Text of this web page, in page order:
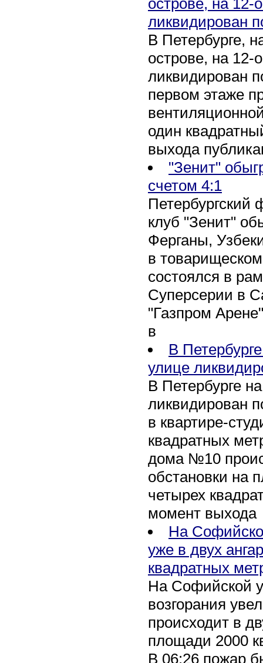
ликвидирован
В Петербурге,
острове, на 12-
ликвидирован
первом этаже
один
выхода
"Зенит"
счетом 4:1
Петербургский
клуб "Зенит"
Ферганы,
в
состоялся в
Суперсерии в
"Газпром
в
В
улице
В Петербурге
ликвидирован
в квартире-
квадратных
дома №10
обстановки на
четырех
момент выхода
На
уже в двух
квадратных
На Софийской
возгорания
происходит в
площади 2000
В 06:26 пожар